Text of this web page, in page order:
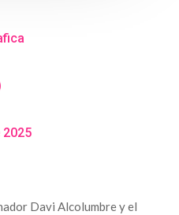
Davi Alcolumbre y el